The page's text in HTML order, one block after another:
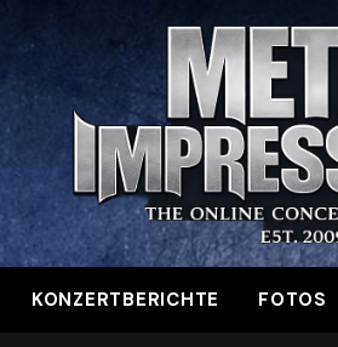
KONZERTBERICHTE FOTOS